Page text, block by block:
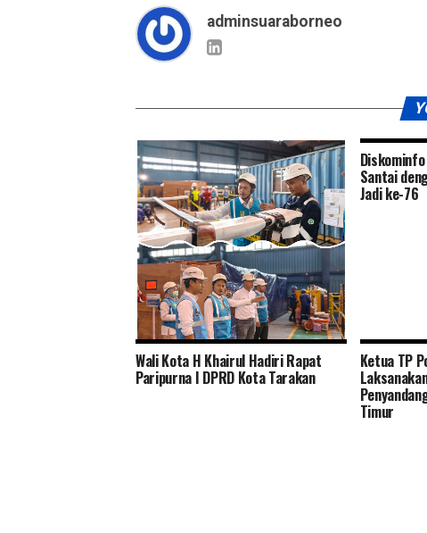
adminsuaraborneo
Ombudsman Kalsel Harap Perbaikan
PLN Selesai Lebih Cepat
Santai
Jadi ke-76
Wali Kota H Khairul Hadiri Rapat
Paripurna I DPRD Kota Tarakan
Ketua TP
Timur